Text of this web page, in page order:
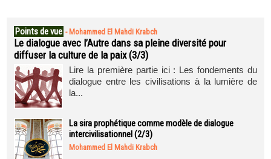
Points de vue - Mohammed El Mahdi Krabch
Le dialogue avec l’Autre dans sa pleine diversité pour
diffuser la culture de la paix (3/3)
Lire la première partie ici : Les fondements du
dialogue entre les civilisations à la lumière de
la...
La sira prophétique comme modèle de dialogue
intercivilisationnel (2/3)
Mohammed El Mahdi Krabch